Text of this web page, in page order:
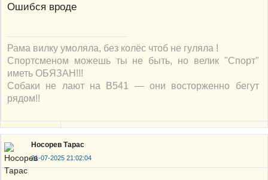
Ошибся вроде
Рама вилку умоляла, без колёс чтоб не гуляла !
Спортсменом можешь ты не быть, но велик "Спорт"
иметь ОБЯЗАН!!!
Собаки не лают на В541 — они восторженно бегут
рядом!!
Носорев Тарас
21-07-2025 21:02:04